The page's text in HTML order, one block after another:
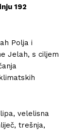
192
Polja i
Jelah, s ciljem
velelisna
trešnja,